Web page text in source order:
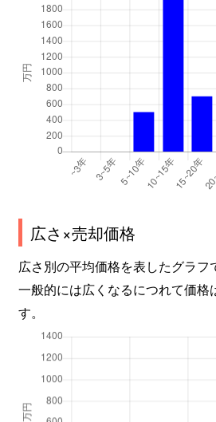
広さ×売却価格
広さ別の平均価格を表したグラフ
一般的には広くなるにつれて価格
す。